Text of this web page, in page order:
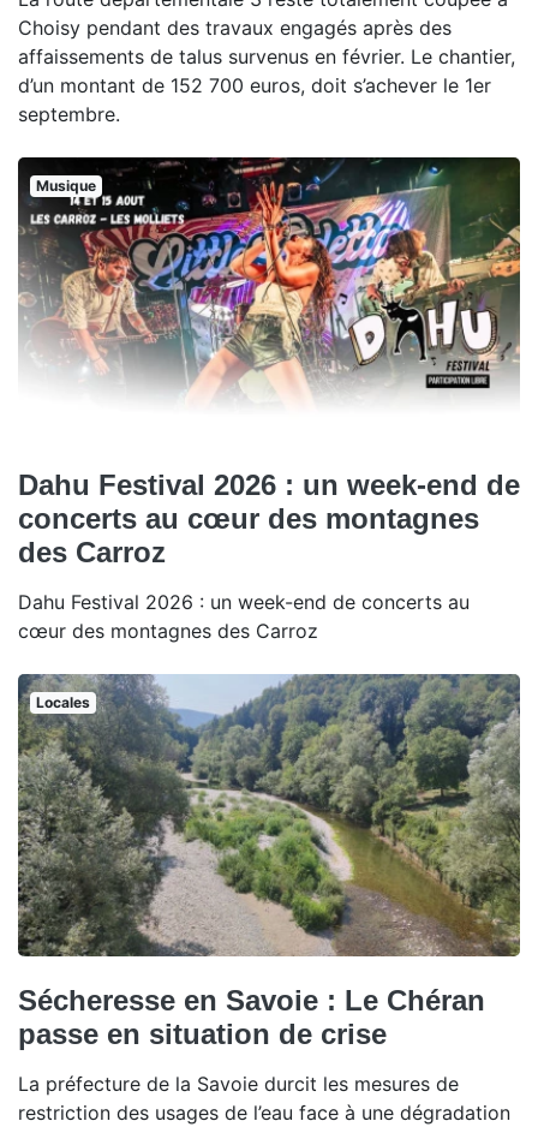
Choisy pendant des travaux engagés après des
affaissements de talus survenus en février. Le chantier,
d’un montant de 152 700 euros, doit s’achever le 1er
septembre.
Musique
Dahu Festival 2026 : un week-end de
concerts au cœur des montagnes
des Carroz
Dahu Festival 2026 : un week-end de concerts au
cœur des montagnes des Carroz
Locales
Sécheresse en Savoie : Le Chéran
passe en situation de crise
La préfecture de la Savoie durcit les mesures de
restriction des usages de l’eau face à une dégradation